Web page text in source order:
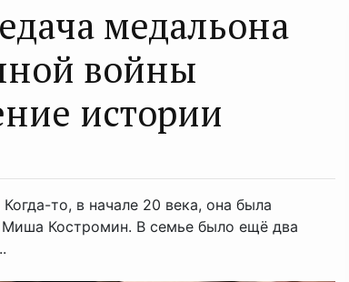
медальона
войны
истории
то, в начале 20 века, она была
Миша Костромин. В семье было ещё два